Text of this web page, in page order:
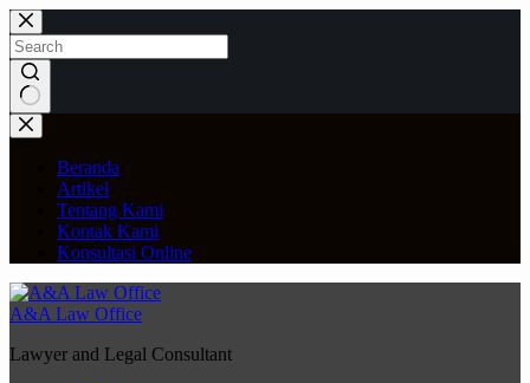
Skip
to
content
No
results
Beranda
Artikel
Tentang Kami
Kontak Kami
Konsultasi Online
A&A Law Office
Lawyer and Legal Consultant